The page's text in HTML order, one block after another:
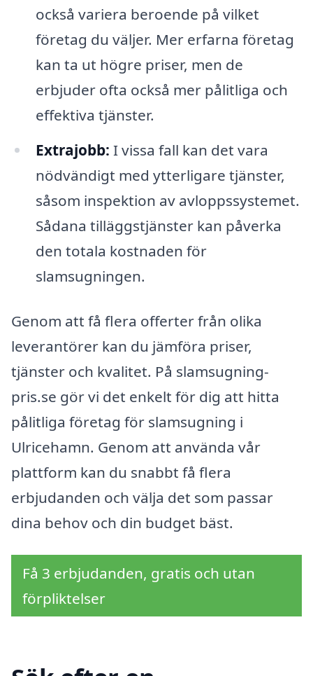
också variera beroende på vilket
företag du väljer. Mer erfarna företag
kan ta ut högre priser, men de
erbjuder ofta också mer pålitliga och
effektiva tjänster.
Extrajobb: I vissa fall kan det vara
nödvändigt med ytterligare tjänster,
såsom inspektion av avloppssystemet.
Sådana tilläggstjänster kan påverka
den totala kostnaden för
slamsugningen.
Genom att få flera offerter från olika
leverantörer kan du jämföra priser,
tjänster och kvalitet. På slamsugning-
pris.se gör vi det enkelt för dig att hitta
pålitliga företag för slamsugning i
Ulricehamn. Genom att använda vår
plattform kan du snabbt få flera
erbjudanden och välja det som passar
dina behov och din budget bäst.
Få 3 erbjudanden, gratis och utan
förpliktelser